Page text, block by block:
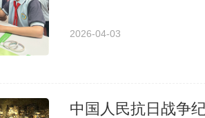
2026-04-03
中国人民抗日战争